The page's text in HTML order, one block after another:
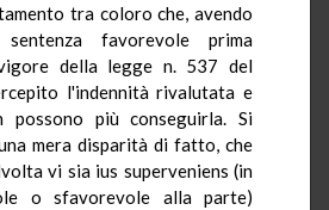
tra coloro che, avendo
favorevole prima
della legge n. 537 del
l'indennità rivalutata e
possono più conseguirla. Si
mera disparità di fatto, che
vi sia ius superveniens (in
o sfavorevole alla parte)